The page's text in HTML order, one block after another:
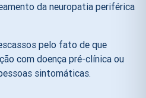
da neuropatia periférica
pelo fato de que
com doença pré-clínica ou
sintomáticas.